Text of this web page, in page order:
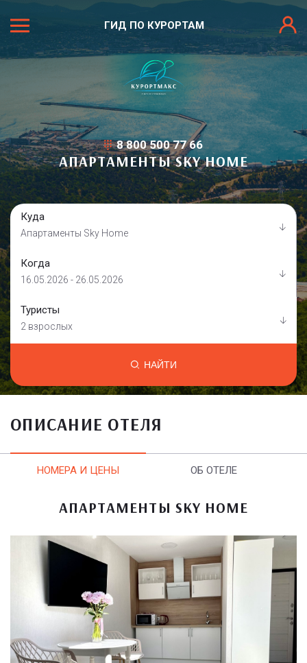
ГИД ПО КУРОРТАМ
8 800 500 77 66
АПАРТАМЕНТЫ SKY HOME
Куда
Апартаменты Sky Home
Когда
16.05.2026 - 26.05.2026
Туристы
2 взрослых
НАЙТИ
ОПИСАНИЕ ОТЕЛЯ
НОМЕРА И ЦЕНЫ ОБ ОТЕЛЕ
АПАРТАМЕНТЫ SKY HOME